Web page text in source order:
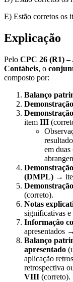
E) Estão corretos
Explicação
Pelo CPC 26 (R1) –
Contábeis, o
composto por:
Balanço
item III
em
(DMPL) →
(correto).
Notas
significativas
Informação
apresentados
Balanço
apresentado
aplicação
retrospectiva
VIII (correto).